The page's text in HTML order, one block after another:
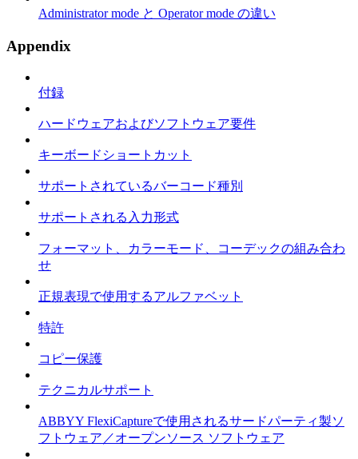
Administrator mode と Operator mode の違い
Appendix
付録
ハードウェアおよびソフトウェア要件
キーボードショートカット
サポートされているバーコード種別
サポートされる入力形式
フォーマット、カラーモード、コーデックの組み合わ
せ
正規表現で使用するアルファベット
特許
コピー保護
テクニカルサポート
ABBYY FlexiCaptureで使用されるサードパーティ製ソ
フトウェア／オープンソース ソフトウェア